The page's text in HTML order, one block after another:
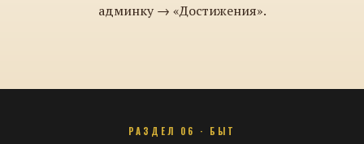
админку → «Достижения».
РАЗДЕЛ 06 · БЫТ